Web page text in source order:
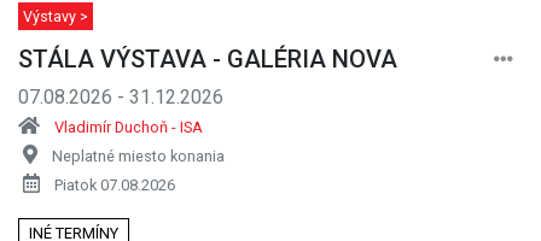
Výstavy >
STÁLA VÝSTAVA - GALÉRIA NOVA
07.08.2026 - 31.12.2026
Vladimír Duchoň - ISA
Neplatné miesto konania
Piatok 07.08.2026
INÉ TERMÍNY